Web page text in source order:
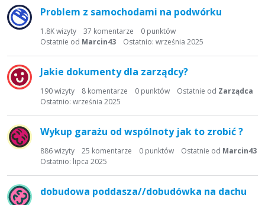
u
i
s
a
d
y
u
s
y
a
Problem z samochodami na podwórku
1.8Kwizyty 37 komentarze 0 punktów
Ostatnie od Marcin43 Ostatnio: września 2025
Jakie dokumenty dla zarządcy?
190wizyty 8 komentarze 0 punktów Ostatnie od Zarządca
Ostatnio: września 2025
Wykup garażu od wspólnoty jak to zrobić ?
886wizyty 25 komentarze 0 punktów Ostatnie od Marcin43
Ostatnio: lipca 2025
dobudowa poddasza//dobudówka na dachu